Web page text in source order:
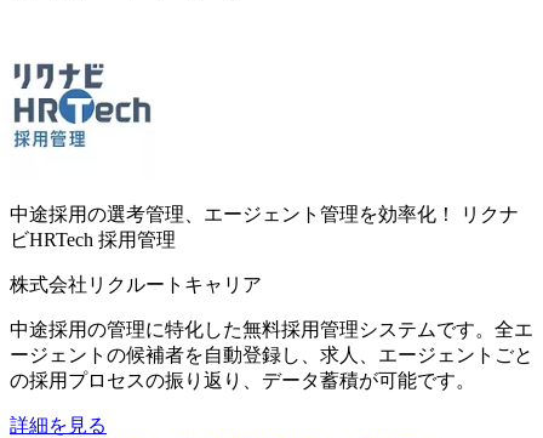
中途採用の選考管理、エージェント管理を効率化！
リクナ
ビHRTech 採用管理
株式会社リクルートキャリア
中途採用の管理に特化した無料採用管理システムです。全エ
ージェントの候補者を自動登録し、求人、エージェントごと
の採用プロセスの振り返り、データ蓄積が可能です。
詳細を見る